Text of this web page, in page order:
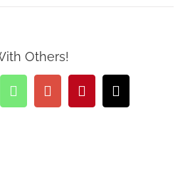
Others!
Whatsapp
Google+Pinterest